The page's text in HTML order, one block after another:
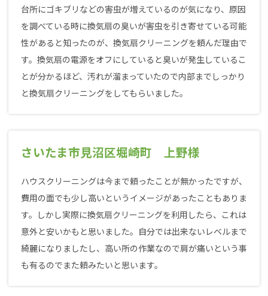
台所にゴキブリなどの害虫が増えているのが気になり、原因
を調べている時に換気扇の臭いが害虫を引き寄せている可能
性があると知ったのが、換気扇クリーニングを頼んだ理由で
す。換気扇の電源をオフにしていると臭いが発生しているこ
とが分かるほど、汚れが溜まっていたので内部までしっかり
と換気扇クリーニングをしてもらいました。
さいたま市見沼区堀崎町 上野様
ハウスクリーニングは今まで頼ったことが無かったですが、
費用の面でも少し高いというイメージがあったこともありま
す。しかし実際に換気扇クリーニングを利用したら、これは
意外と安いかもと思いました。自分では出来ないレベルまで
綺麗になりましたし、高い所の作業なので肩が痛いという事
も有るのでまた頼みたいと思います。